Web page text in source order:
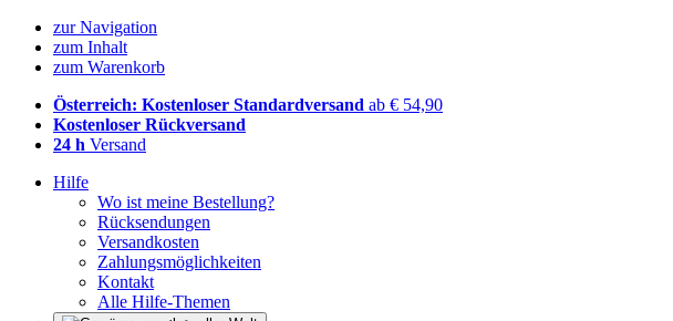
zur Navigation
zum Inhalt
zum Warenkorb
Österreich: Kostenloser Standardversand ab € 54,90
Kostenloser Rückversand
24 h Versand
Hilfe
Wo ist meine Bestellung?
Rücksendungen
Versandkosten
Zahlungsmöglichkeiten
Kontakt
Alle Hilfe-Themen